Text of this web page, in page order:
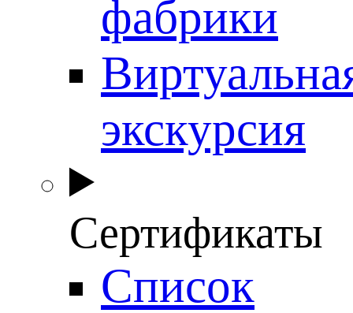
фабрики
экскурсия
Сертификаты
Список